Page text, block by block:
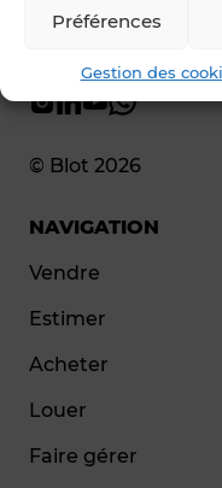
Préférences
Gestion des
© Blot 2026
NAVIGATION
Vendre
Estimer
Acheter
Louer
Faire gérer